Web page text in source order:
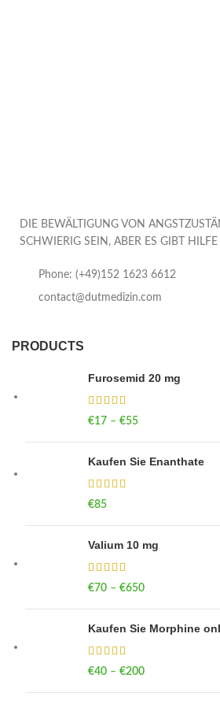
DIE BEWÄLTIGUNG VON
SCHWIERIG SEIN, ABER ES GIBT HILFE
Phone: (+49)152 1623 6612
contact@dutmedizin.com
PRODUCTS
Furosemid 20 mg
€17 – €55
Kaufen Sie Enanthate
€85
Valium 10 mg
€70 – €650
Kaufen Sie Morphine
€40 – €200